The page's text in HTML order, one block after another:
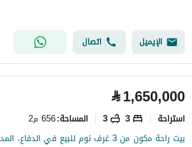
الإيميل اتصال
⃁1,650,000
استراحة 3
3 المساحة:656 م2
بيت راحة مكون من 3 غرف نوم للبيع في الدفاع، المدينة المنورة